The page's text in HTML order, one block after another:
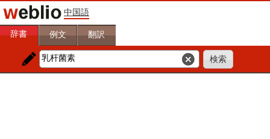
中国語
辞書 例文 翻訳